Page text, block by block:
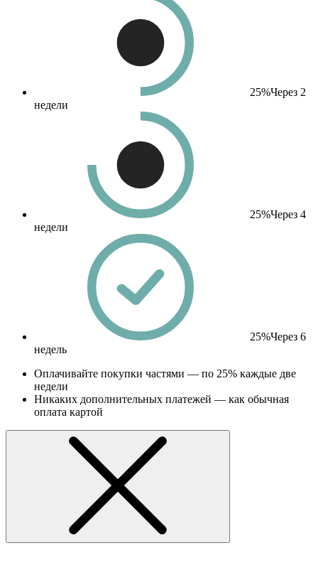
25%Через 2
недели
25%Через 4
недели
25%Через 6
недель
Оплачивайте покупки частями — по 25% каждые две
недели
Никаких дополнительных платежей — как обычная
оплата картой